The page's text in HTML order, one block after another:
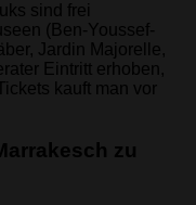
sind frei
(Ben-Youssef-
Jardin Majorelle,
Eintritt erhoben,
kauft man vor
zu